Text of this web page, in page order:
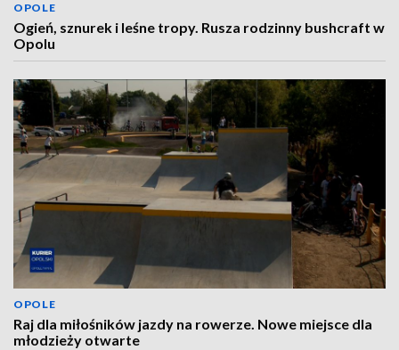
OPOLE
Ogień, sznurek i leśne tropy. Rusza rodzinny bushcraft w
Opolu
OPOLE
Raj dla miłośników jazdy na rowerze. Nowe miejsce dla
młodzieży otwarte